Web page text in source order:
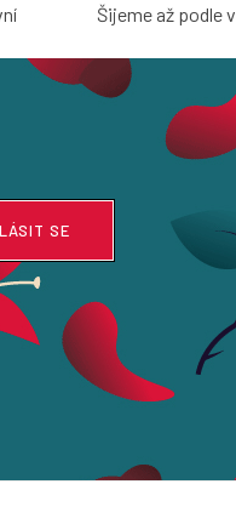
Šijeme až podle
SE